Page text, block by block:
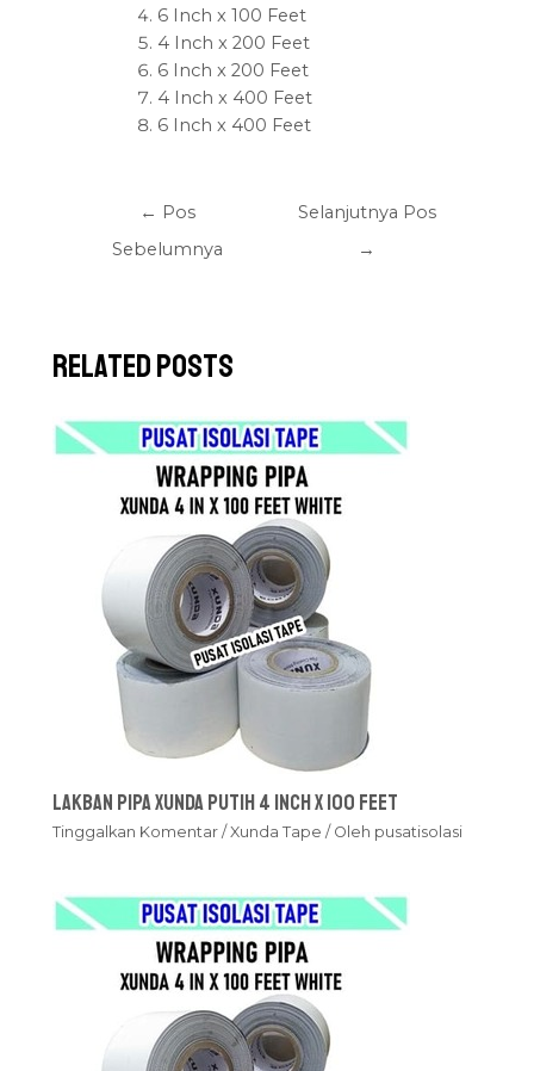
6 Inch x 100 Feet
4 Inch x 200 Feet
6 Inch x 200 Feet
4 Inch x 400 Feet
6 Inch x 400 Feet
← Pos
Sebelumnya
Selanjutnya Pos
→
Related Posts
Lakban Pipa Xunda Putih 4 inch x 100 feet
Tinggalkan Komentar /Xunda Tape / Oleh pusatisolasi